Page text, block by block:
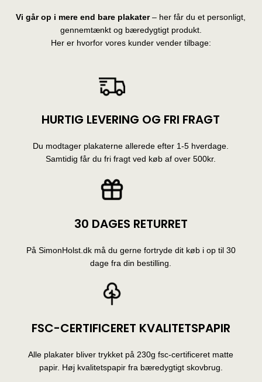
Vi går op i mere end bare plakater– her får du et personligt,
gennemtænkt og bæredygtigt produkt.
Her er hvorfor vores kunder vender tilbage:
HURTIG LEVERING OG FRI FRAGT
Du modtager plakaterne allerede efter 1-5 hverdage.
Samtidig får du fri fragt ved køb af over 500kr.
30 DAGES RETURRET
På SimonHolst.dk må du gerne fortryde dit køb i op til 30
dage fra din bestilling.
FSC-CERTIFICERET KVALITETSPAPIR
Alle plakater bliver trykket på 230g fsc-certificeret matte
papir. Høj kvalitetspapir fra bæredygtigt skovbrug.